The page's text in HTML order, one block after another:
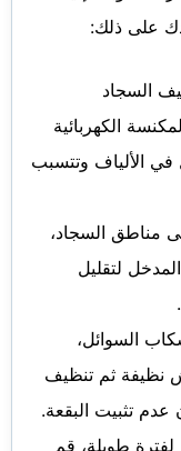
على ذلك:
السجاد
الكهربائية
في الألياف وتتسبب
مناطق السجاد،
لتقليل
السوائل،
نظيفة ثم تنظيف
عدم تثبيت البقعة.
طويلة، قم